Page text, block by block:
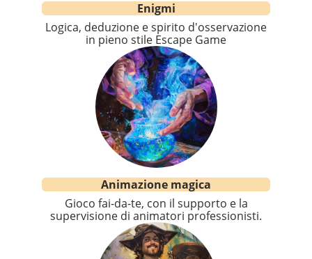
Enigmi
Logica, deduzione e spirito d'osservazione
in pieno stile Escape Game
Animazione magica
Gioco fai-da-te, con il supporto e la
supervisione di animatori professionisti.